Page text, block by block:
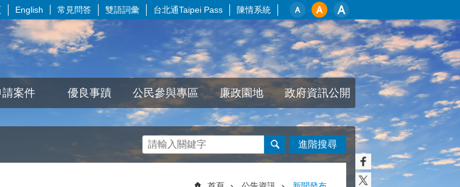
English 常見問答 雙語詞彙 台北通Taipei Pass 陳情系統
請案件 優良事蹟 公民參與專區 廉政園地 政府資訊公開
進階搜尋